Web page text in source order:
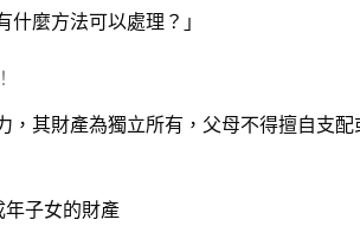
什麼方法可以處理？」
其財產為獨立所有，父母不得擅自支配
年子女的財產